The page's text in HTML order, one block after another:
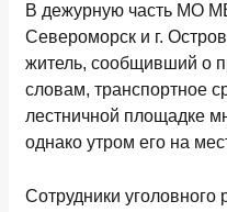
В дежурную часть МО
Североморск и г.
житель, сообщивший о
словам, транспортное
лестничной площадке
однако утром его на
Сотрудники уголовного